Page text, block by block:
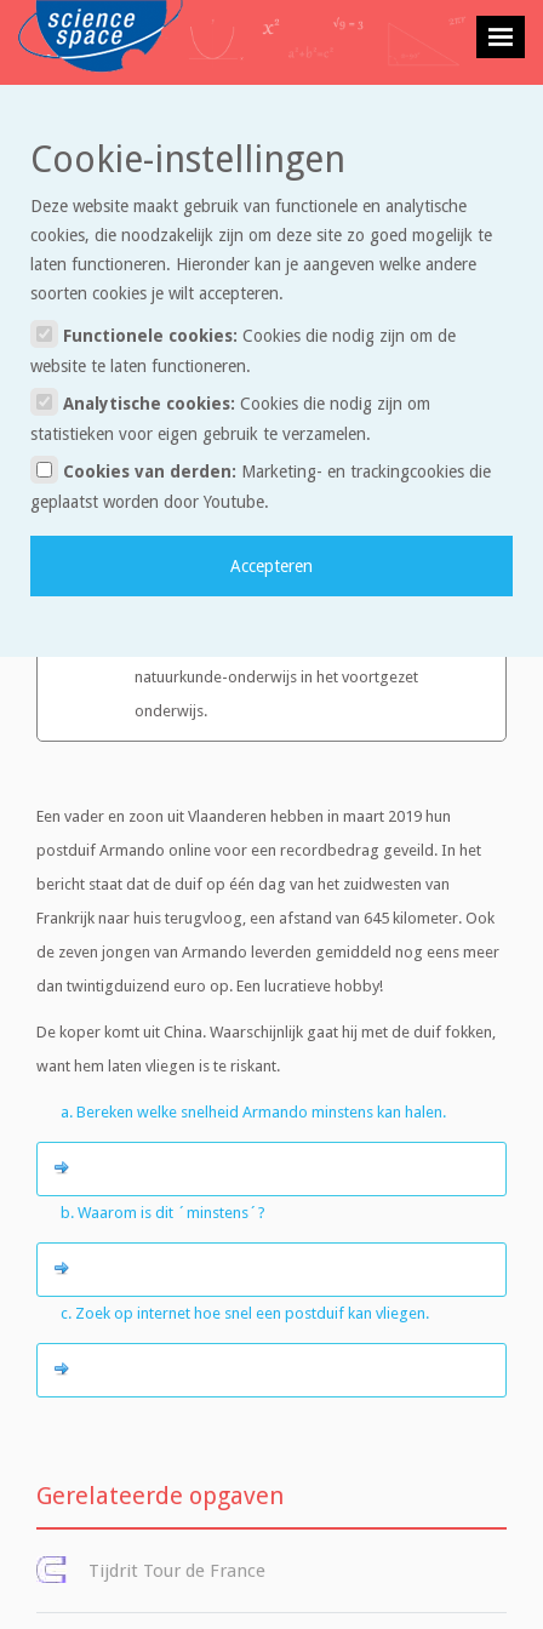
Getallen > Opgaven
Wedstrijdduif Armando vloog op één dag 645
kilometer (Exaktueel)
Wedstrijdduif Armando vloog
op één dag 645 kilometer
(Exaktueel)
2019 hun postduif Armando online voor een
recordbedrag geveild.
Een opgave van de redactie van Stichting Exaktueel.
natuurkunde-onderwijs in het voortgezet
onderwijs.
Een vader en zoon uit Vlaanderen hebben in maart 2019 hun
postduif Armando online voor een recordbedrag geveild. In het
bericht staat dat de duif op één dag van het zuidwesten van
Frankrijk naar huis terugvloog, een afstand van 645 kilometer. Ook
de zeven jongen van Armando leverden gemiddeld nog eens meer
dan twintigduizend euro op. Een lucratieve hobby!
De koper komt uit China. Waarschijnlijk gaat hij met de duif fokken,
want hem laten vliegen is te riskant.
a. Bereken welke snelheid Armando minstens kan halen.
b. Waarom is dit ´minstens´?
c. Zoek op internet hoe snel een postduif kan vliegen.
Gerelateerde opgaven
Tijdrit Tour de France
Cookie-instellingen
Deze website maakt gebruik van functionele en analytische
cookies, die noodzakelijk zijn om deze site zo goed mogelijk te
laten functioneren. Hieronder kan je aangeven welke andere
soorten cookies je wilt accepteren.
Functionele cookies: Cookies die nodig zijn om de
website te laten functioneren.
Analytische cookies: Cookies die nodig zijn om
statistieken voor eigen gebruik te verzamelen.
Cookies van derden: Marketing- en trackingcookies die
geplaatst worden door Youtube.